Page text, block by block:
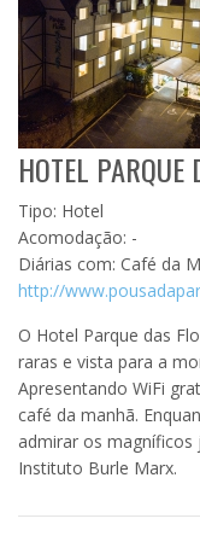
HOTEL PARQUE
Tipo: Hotel
Acomodação: -
Diárias com: Café da
http://
O Hotel Parque das
raras e vista para a
Apresentando WiFi
café da manhã.
admirar os
Instituto Burle Marx.